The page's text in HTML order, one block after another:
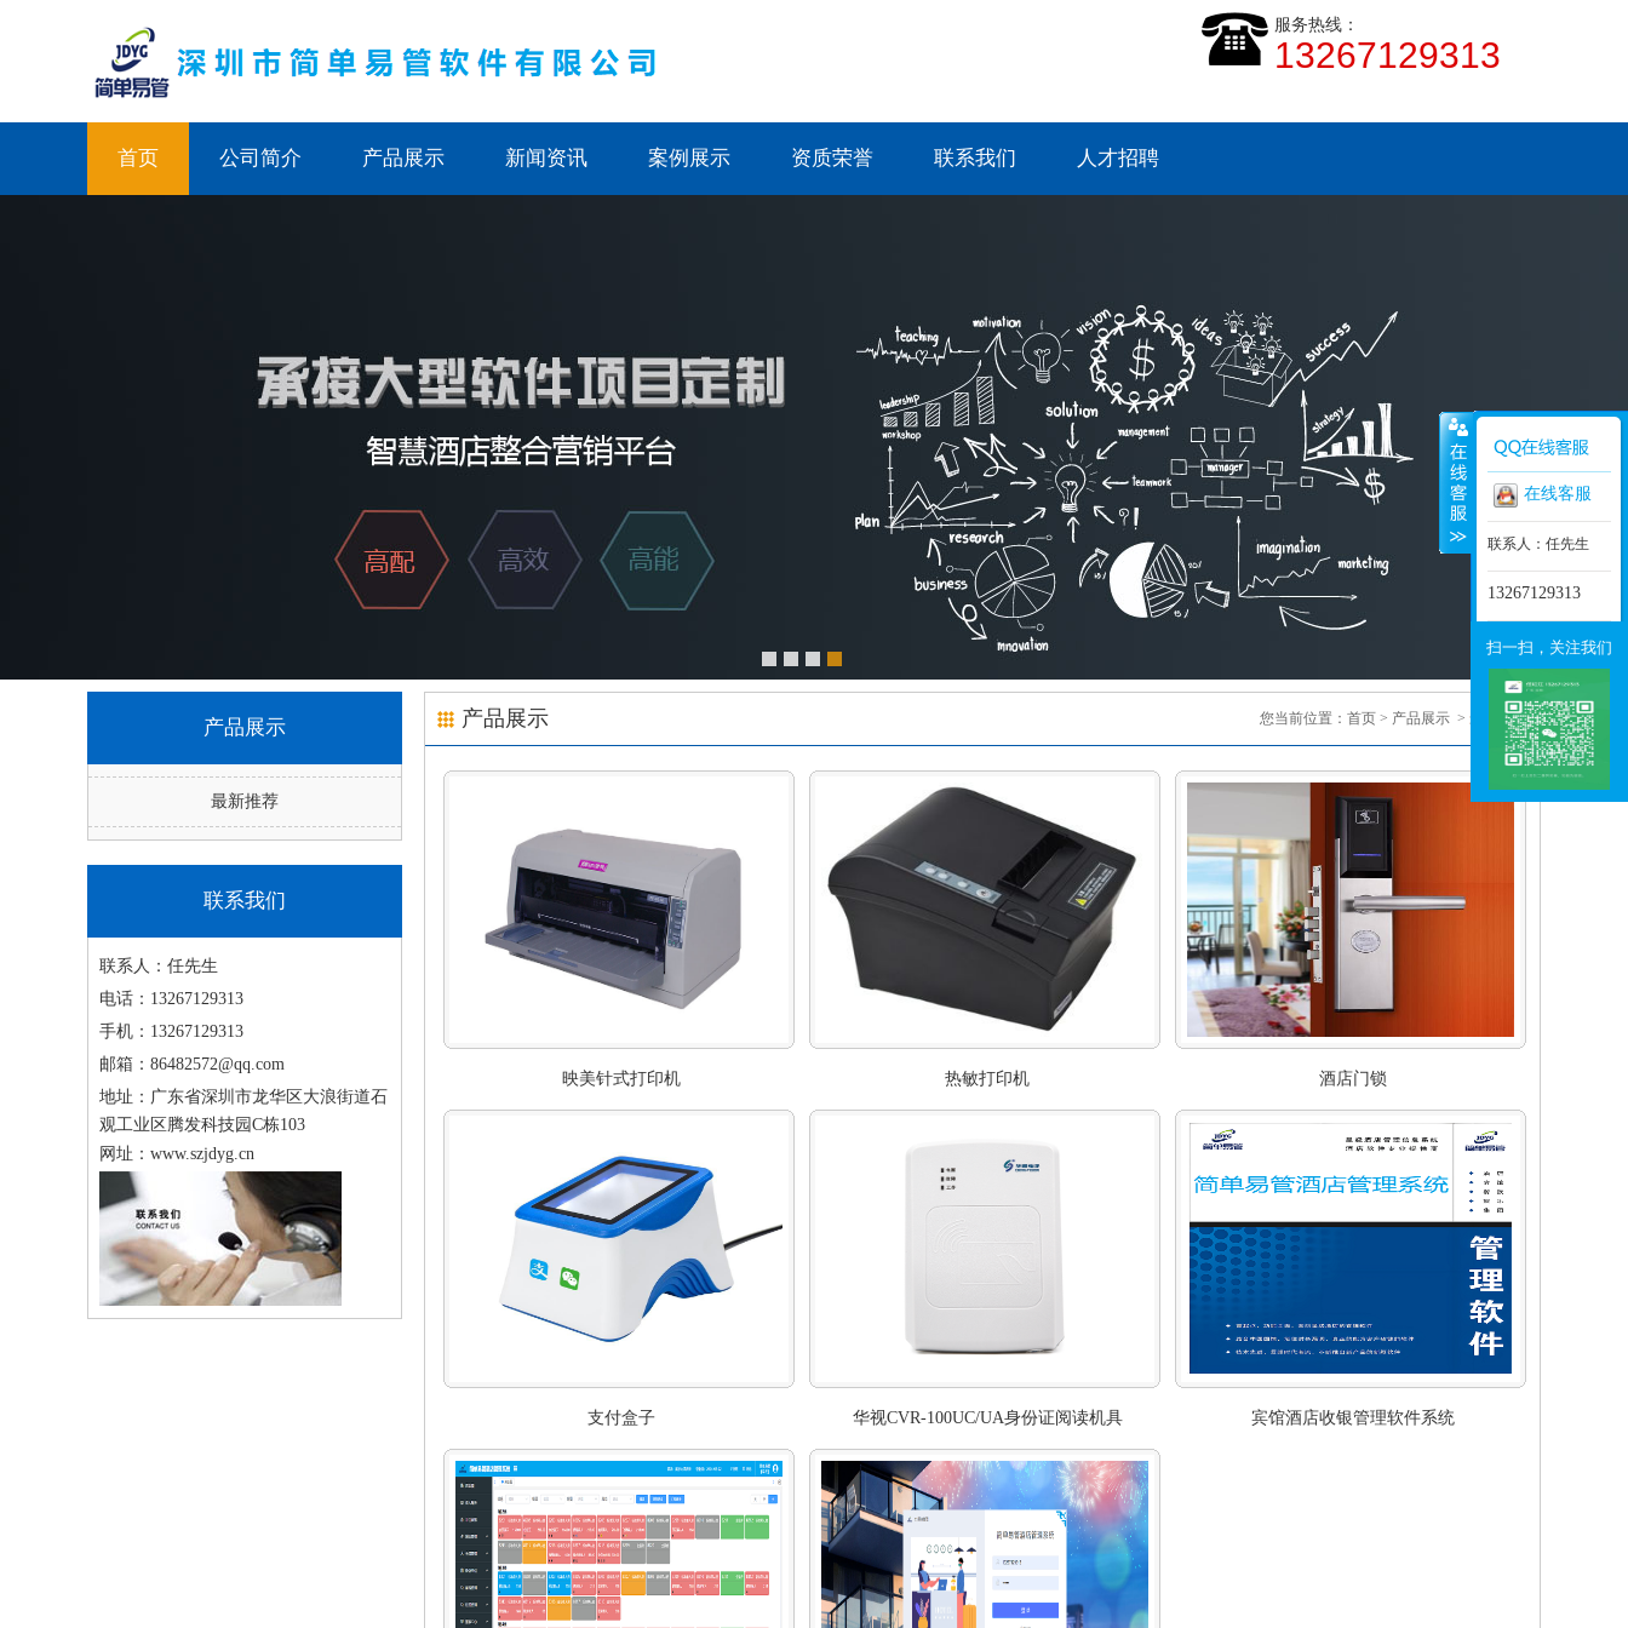
服务热线：
13267129313
首页 公司简介 产品展示 新闻资讯 案例展示 资质荣誉 联系我们 人才招聘
产品展示
最新推荐
联系我们
联系人： 任先生
电话： 13267129313
手机： 13267129313
邮箱： 86482572@qq.com
地址： 广东省深圳市龙华区大浪街道石
观工业区腾发科技园C栋103
网址： www.szjdyg.cn
您当前位置： 首页 > 产品展示 > 最新推荐
产品展示
映美针式打印机 热敏打印机 酒店门锁
支付盒子 华视CVR-100UC/UA身份证阅读机具 宾馆酒店收银管理软件系统
在线客服
联系人：任先生
13267129313
扫一扫，关注我们